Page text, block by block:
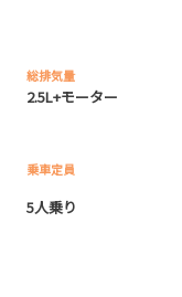
総排気量
2.5L+モーター
乗車定員
5人乗り